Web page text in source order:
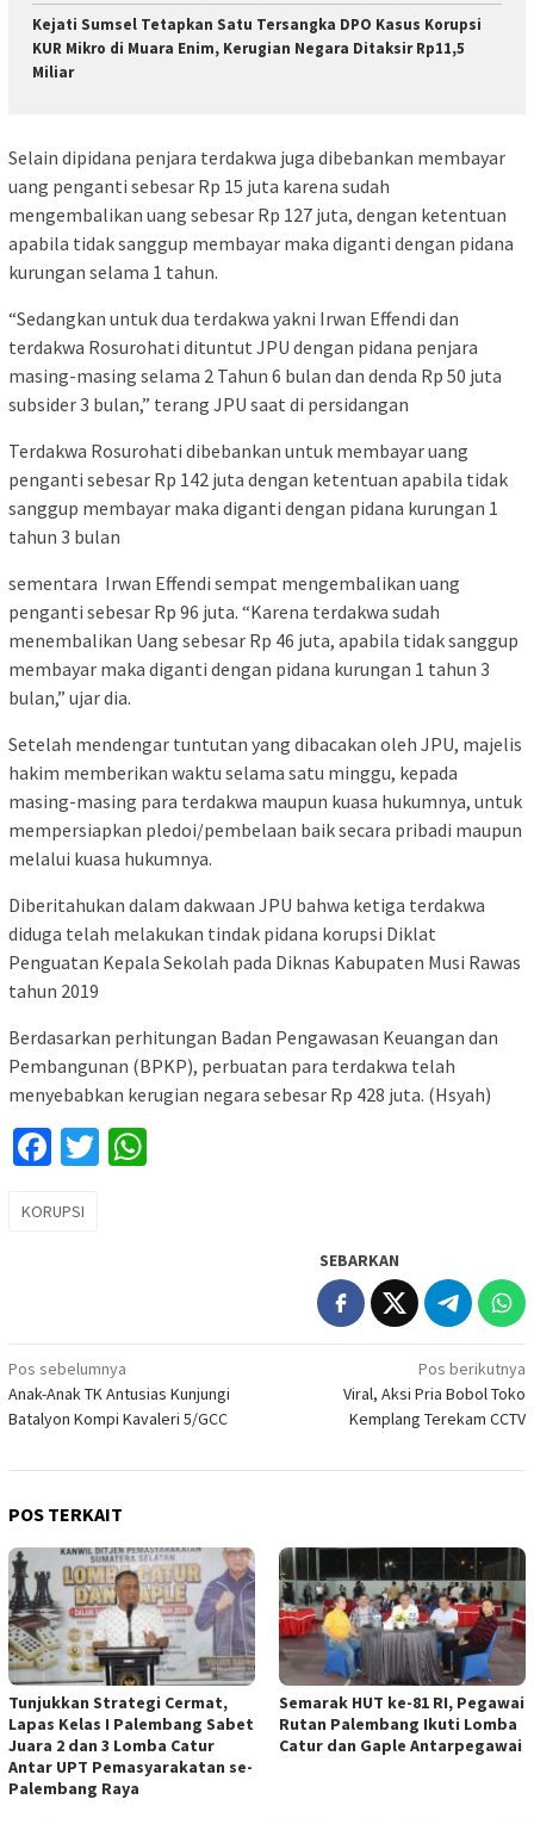
Kejati Sumsel Tetapkan Satu Tersangka DPO Kasus Korupsi
KUR Mikro di Muara Enim, Kerugian Negara Ditaksir Rp11,5
Miliar
Selain dipidana penjara terdakwa juga dibebankan membayar
uang penganti sebesar Rp 15 juta karena sudah
mengembalikan uang sebesar Rp 127 juta, dengan ketentuan
apabila tidak sanggup membayar maka diganti dengan pidana
kurungan selama 1 tahun.
“Sedangkan untuk dua terdakwa yakni Irwan Effendi dan
terdakwa Rosurohati dituntut JPU dengan pidana penjara
masing-masing selama 2 Tahun 6 bulan dan denda Rp 50 juta
subsider 3 bulan,” terang JPU saat di persidangan
Terdakwa Rosurohati dibebankan untuk membayar uang
penganti sebesar Rp 142 juta dengan ketentuan apabila tidak
sanggup membayar maka diganti dengan pidana kurungan 1
tahun 3 bulan
sementara Irwan Effendi sempat mengembalikan uang
penganti sebesar Rp 96 juta. “Karena terdakwa sudah
menembalikan Uang sebesar Rp 46 juta, apabila tidak sanggup
membayar maka diganti dengan pidana kurungan 1 tahun 3
bulan,” ujar dia.
Setelah mendengar tuntutan yang dibacakan oleh JPU, majelis
hakim memberikan waktu selama satu minggu, kepada
masing-masing para terdakwa maupun kuasa hukumnya, untuk
mempersiapkan pledoi/pembelaan baik secara pribadi maupun
melalui kuasa hukumnya.
Diberitahukan dalam dakwaan JPU bahwa ketiga terdakwa
diduga telah melakukan tindak pidana korupsi Diklat
Penguatan Kepala Sekolah pada Diknas Kabupaten Musi Rawas
tahun 2019
Berdasarkan perhitungan Badan Pengawasan Keuangan dan
Pembangunan (BPKP), perbuatan para terdakwa telah
menyebabkan kerugian negara sebesar Rp 428 juta. (Hsyah)
Facebook
Twitter
KORUPSI
SEBARKAN
Navigasi
pos
Pos sebelumnya
Anak-Anak TK Antusias Kunjungi
Batalyon Kompi Kavaleri 5/GCC
Pos berikutnya
Viral, Aksi Pria Bobol Toko
Kemplang Terekam CCTV
POS TERKAIT
Tunjukkan Strategi Cermat,
Lapas Kelas I Palembang Sabet
Juara 2 dan 3 Lomba Catur
Antar UPT Pemasyarakatan se-
Palembang Raya
Semarak HUT ke-81 RI, Pegawai
Rutan Palembang Ikuti Lomba
Catur dan Gaple Antarpegawai